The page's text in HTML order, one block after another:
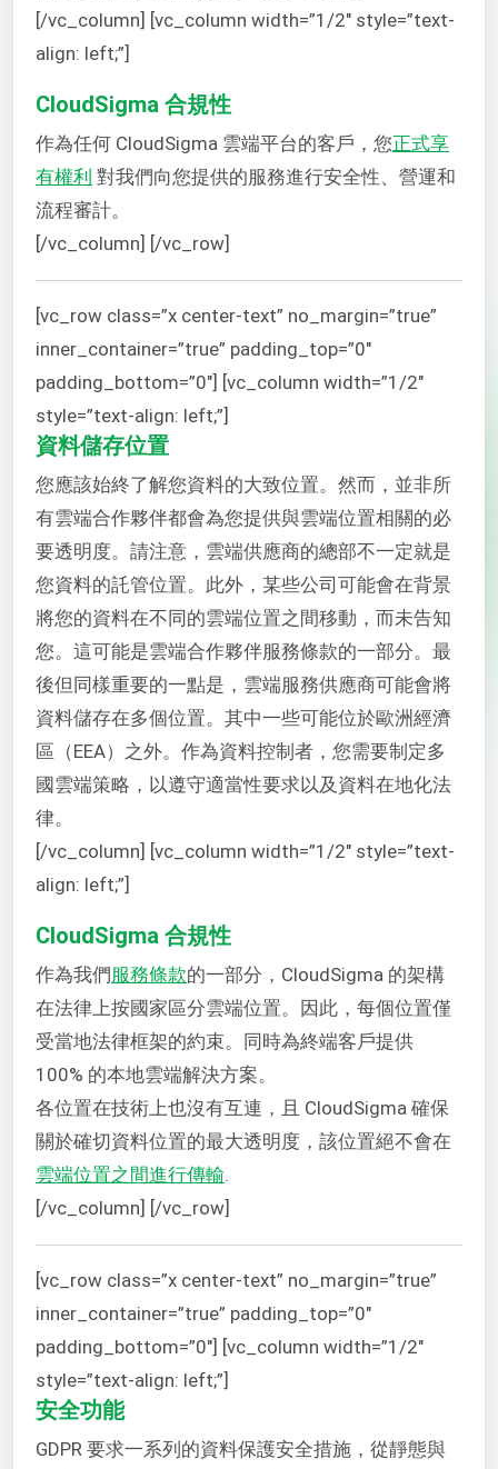
[/vc_column] [vc_column width=”1/2″ style=”text-
align: left;”]
CloudSigma 合規性
作為任何 CloudSigma 雲端平台的客戶，您正式享
有權利 對我們向您提供的服務進行安全性、營運和
流程審計。
[/vc_column] [/vc_row]
[vc_row class=”x center-text” no_margin=”true”
inner_container=”true” padding_top=”0″
padding_bottom=”0″] [vc_column width=”1/2″
style=”text-align: left;”]
資料儲存位置
您應該始終了解您資料的大致位置。然而，並非所
有雲端合作夥伴都會為您提供與雲端位置相關的必
要透明度。請注意，雲端供應商的總部不一定就是
您資料的託管位置。此外，某些公司可能會在背景
將您的資料在不同的雲端位置之間移動，而未告知
您。這可能是雲端合作夥伴服務條款的一部分。最
後但同樣重要的一點是，雲端服務供應商可能會將
資料儲存在多個位置。其中一些可能位於歐洲經濟
區（EEA）之外。作為資料控制者，您需要制定多
國雲端策略，以遵守適當性要求以及資料在地化法
律。
[/vc_column] [vc_column width=”1/2″ style=”text-
align: left;”]
CloudSigma 合規性
作為我們服務條款的一部分，CloudSigma 的架構
在法律上按國家區分雲端位置。因此，每個位置僅
受當地法律框架的約束。同時為終端客戶提供
100% 的本地雲端解決方案。
各位置在技術上也沒有互連，且 CloudSigma 確保
關於確切資料位置的最大透明度，該位置絕不會在
雲端位置之間進行傳輸
[/vc_column] [/vc_row]
[vc_row class=”x center-text” no_margin=”true”
inner_container=”true” padding_top=”0″
padding_bottom=”0″] [vc_column width=”1/2″
style=”text-align: left;”]
安全功能
GDPR 要求一系列的資料保護安全措施，從靜態與